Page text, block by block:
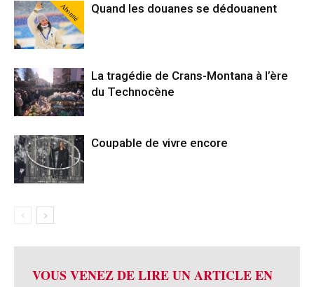
Abonné Quand les douanes se dédouanent
La tragédie de Crans-Montana à l’ère
du Technocène
Coupable de vivre encore
VOUS VENEZ DE LIRE UN ARTICLE EN